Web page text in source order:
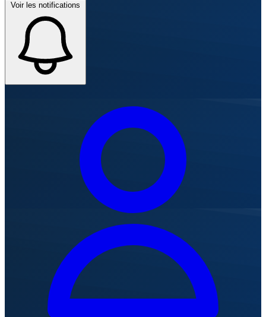
Voir les notifications